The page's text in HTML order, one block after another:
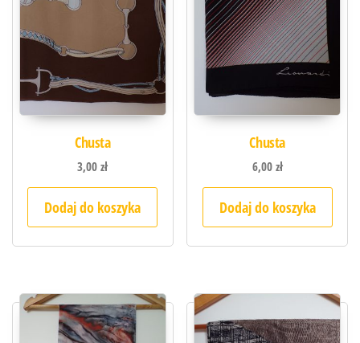
Chusta
3,00zł
Dodaj do koszyka
Chusta
6,00zł
Dodaj do koszyka